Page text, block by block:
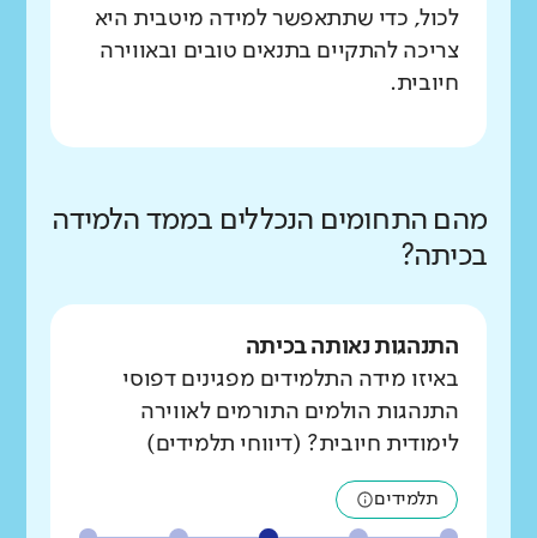
לכול, כדי שתתאפשר למידה מיטבית היא
צריכה להתקיים בתנאים טובים ובאווירה
חיובית.
מהם התחומים הנכללים בממד הלמידה
בכיתה?
התנהגות נאותה בכיתה
באיזו מידה התלמידים מפגינים דפוסי
התנהגות הולמים התורמים לאווירה
לימודית חיובית? (דיווחי תלמידים)
תלמידים